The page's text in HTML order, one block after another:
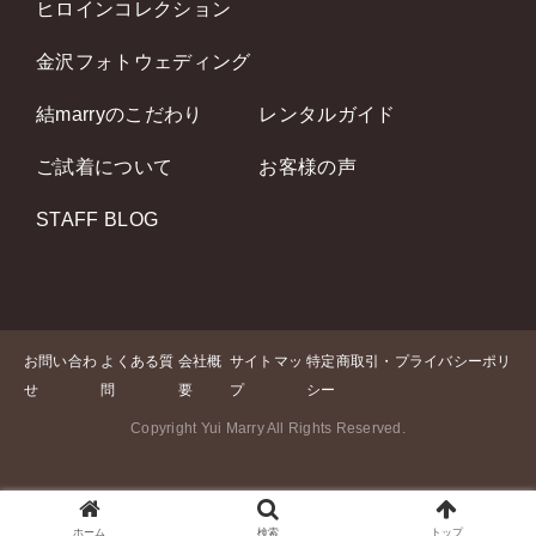
ヒロインコレクション
金沢フォトウェディング
結marryのこだわり レンタルガイド
ご試着について お客様の声
STAFF BLOG
お問い合わ
せ
よくある質
問
会社概
要
サイトマッ
プ
特定商取引・プライバシーポリ
シー
Copyright Yui Marry All Rights Reserved.
ホーム 検索 トップ